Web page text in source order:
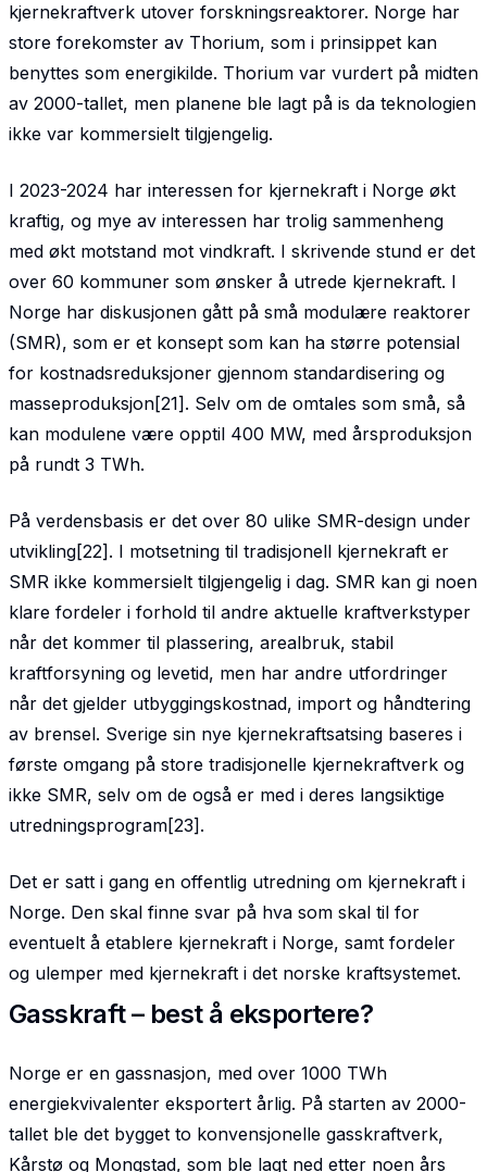
kjernekraftverk utover forskningsreaktorer. Norge har
store forekomster av Thorium, som i prinsippet kan
benyttes som energikilde. Thorium var vurdert på midten
av 2000-tallet, men planene ble lagt på is da teknologien
ikke var kommersielt tilgjengelig.
I 2023-2024 har interessen for kjernekraft i Norge økt
kraftig, og mye av interessen har trolig sammenheng
med økt motstand mot vindkraft. I skrivende stund er det
over 60 kommuner som ønsker å utrede kjernekraft. I
Norge har diskusjonen gått på små modulære reaktorer
(SMR), som er et konsept som kan ha større potensial
for kostnadsreduksjoner gjennom standardisering og
masseproduksjon[21]. Selv om de omtales som små, så
kan modulene være opptil 400 MW, med årsproduksjon
på rundt 3 TWh.
På verdensbasis er det over 80 ulike SMR-design under
utvikling[22]. I motsetning til tradisjonell kjernekraft er
SMR ikke kommersielt tilgjengelig i dag. SMR kan gi noen
klare fordeler i forhold til andre aktuelle kraftverkstyper
når det kommer til plassering, arealbruk, stabil
kraftforsyning og levetid, men har andre utfordringer
når det gjelder utbyggingskostnad, import og håndtering
av brensel. Sverige sin nye kjernekraftsatsing baseres i
første omgang på store tradisjonelle kjernekraftverk og
ikke SMR, selv om de også er med i deres langsiktige
utredningsprogram[23].
Det er satt i gang en offentlig utredning om kjernekraft i
Norge. Den skal finne svar på hva som skal til for
eventuelt å etablere kjernekraft i Norge, samt fordeler
og ulemper med kjernekraft i det norske kraftsystemet.
Gasskraft – best å eksportere?
Norge er en gassnasjon, med over 1000 TWh
energiekvivalenter eksportert årlig. På starten av 2000-
tallet ble det bygget to konvensjonelle gasskraftverk,
Kårstø og Mongstad, som ble lagt ned etter noen års